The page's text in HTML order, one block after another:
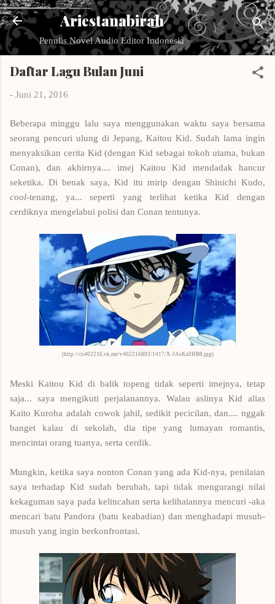
Langsung ke konten utama
Ariestanabirah
Penulis Novel Audio Editor Indonesia
Daftar Lagu Bulan Juni
- Juni 21, 2016
Beberapa minggu lalu saya menggunakan waktu saya bersama
seorang pencuri ulung di Jepang, Kaitou Kid. Sudah lama ingin
menyaksikan cerita Kid (dengan Kid sebagai tokoh utama, bukan
Conan), dan akhirnya.... imej Kaitou Kid mendadak hancur
seketika. Di benak saya, Kid itu mirip dengan Shinichi Kudo,
cool-tenang, ya... seperti yang terlihat ketika Kid dengan
cerdiknya mengelabui polisi dan Conan tentunya.
(http://cs402216.vk.me/v402216883/1417/X-JAsKz0HB8.jpg)
Meski Kaitou Kid di balik topeng tidak seperti imejnya, tetap
saja... saya mengikuti perjalanannya. Walau aslinya Kid alias
Kaito Kuroba adalah cowok jahil, sedikit pecicilan, dan.... nggak
banget kalau di sekolah, dia tipe yang lumayan romantis,
mencintai orang tuanya, serta cerdik.
Mungkin, ketika saya nonton Conan yang ada Kid-nya, penilaian
saya terhadap Kid sudah berubah, tapi tidak mengurangi nilai
kekaguman saya pada kelincahan serta kelihaiannya mencuri -aka
mencari batu Pandora (batu keabadian) dan menghadapi musuh-
musuh yang ingin berkonfrontasi.